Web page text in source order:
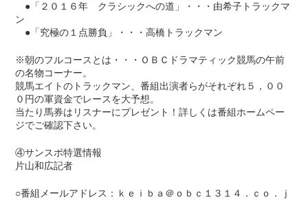
●「２０１６年 クラシックへの道」・・・由希子トラックマ
ン
●「究極の１点勝負」・・・高橋トラックマン
※朝のフルコースとは・・・ＯＢＣドラマティック競馬の午前
の名物コーナー。
競馬エイトのトラックマン、番組出演者らがそれぞれ５，００
０円の軍資金でレースを大予想。
当たり馬券はリスナーにプレゼント！詳しくは番組ホームペー
ジでご確認下さい。
④サンスポ特選情報
片山和広記者
○番組メールアドレス：ｋｅｉｂａ＠ｏｂｃ１３１４．ｃｏ．ｊ